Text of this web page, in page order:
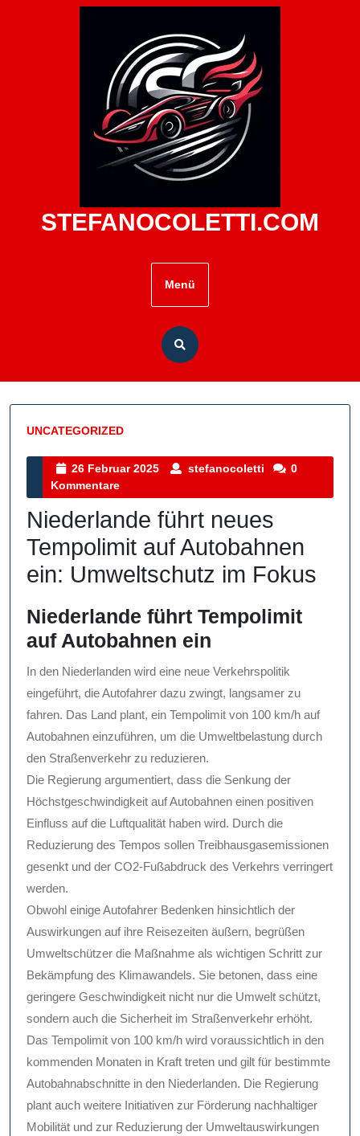
STEFANOCOLETTI.COM
Menü
UNCATEGORIZED
Kategorie
26 Februar 2025
26
2025
stefanocoletti stefanocoletti
0
Kommentare
Niederlande führt neues
Tempolimit auf Autobahnen
ein: Umweltschutz im Fokus
Niederlande führt Tempolimit
auf Autobahnen ein
In den Niederlanden wird eine neue Verkehrspolitik
eingeführt, die Autofahrer dazu zwingt, langsamer zu
fahren. Das Land plant, ein Tempolimit von 100 km/h auf
Autobahnen einzuführen, um die Umweltbelastung durch
den Straßenverkehr zu reduzieren.
Die Regierung argumentiert, dass die Senkung der
Höchstgeschwindigkeit auf Autobahnen einen positiven
Einfluss auf die Luftqualität haben wird. Durch die
Reduzierung des Tempos sollen Treibhausgasemissionen
gesenkt und der CO2-Fußabdruck des Verkehrs verringert
werden.
Obwohl einige Autofahrer Bedenken hinsichtlich der
Auswirkungen auf ihre Reisezeiten äußern, begrüßen
Umweltschützer die Maßnahme als wichtigen Schritt zur
Bekämpfung des Klimawandels. Sie betonen, dass eine
geringere Geschwindigkeit nicht nur die Umwelt schützt,
sondern auch die Sicherheit im Straßenverkehr erhöht.
Das Tempolimit von 100 km/h wird voraussichtlich in den
kommenden Monaten in Kraft treten und gilt für bestimmte
Autobahnabschnitte in den Niederlanden. Die Regierung
plant auch weitere Initiativen zur Förderung nachhaltiger
Mobilität und zur Reduzierung der Umweltauswirkungen